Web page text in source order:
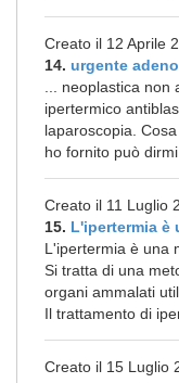
Creato il 12 Aprile
14. urgente
... neoplastica
ipertermico
laparoscopia.
ho fornito può dirmi
Creato il 11 Luglio
15. L'ipertermia è
L'ipertermia è una
Si tratta di una
organi ammalati
Il trattamento di
Creato il 15 Luglio